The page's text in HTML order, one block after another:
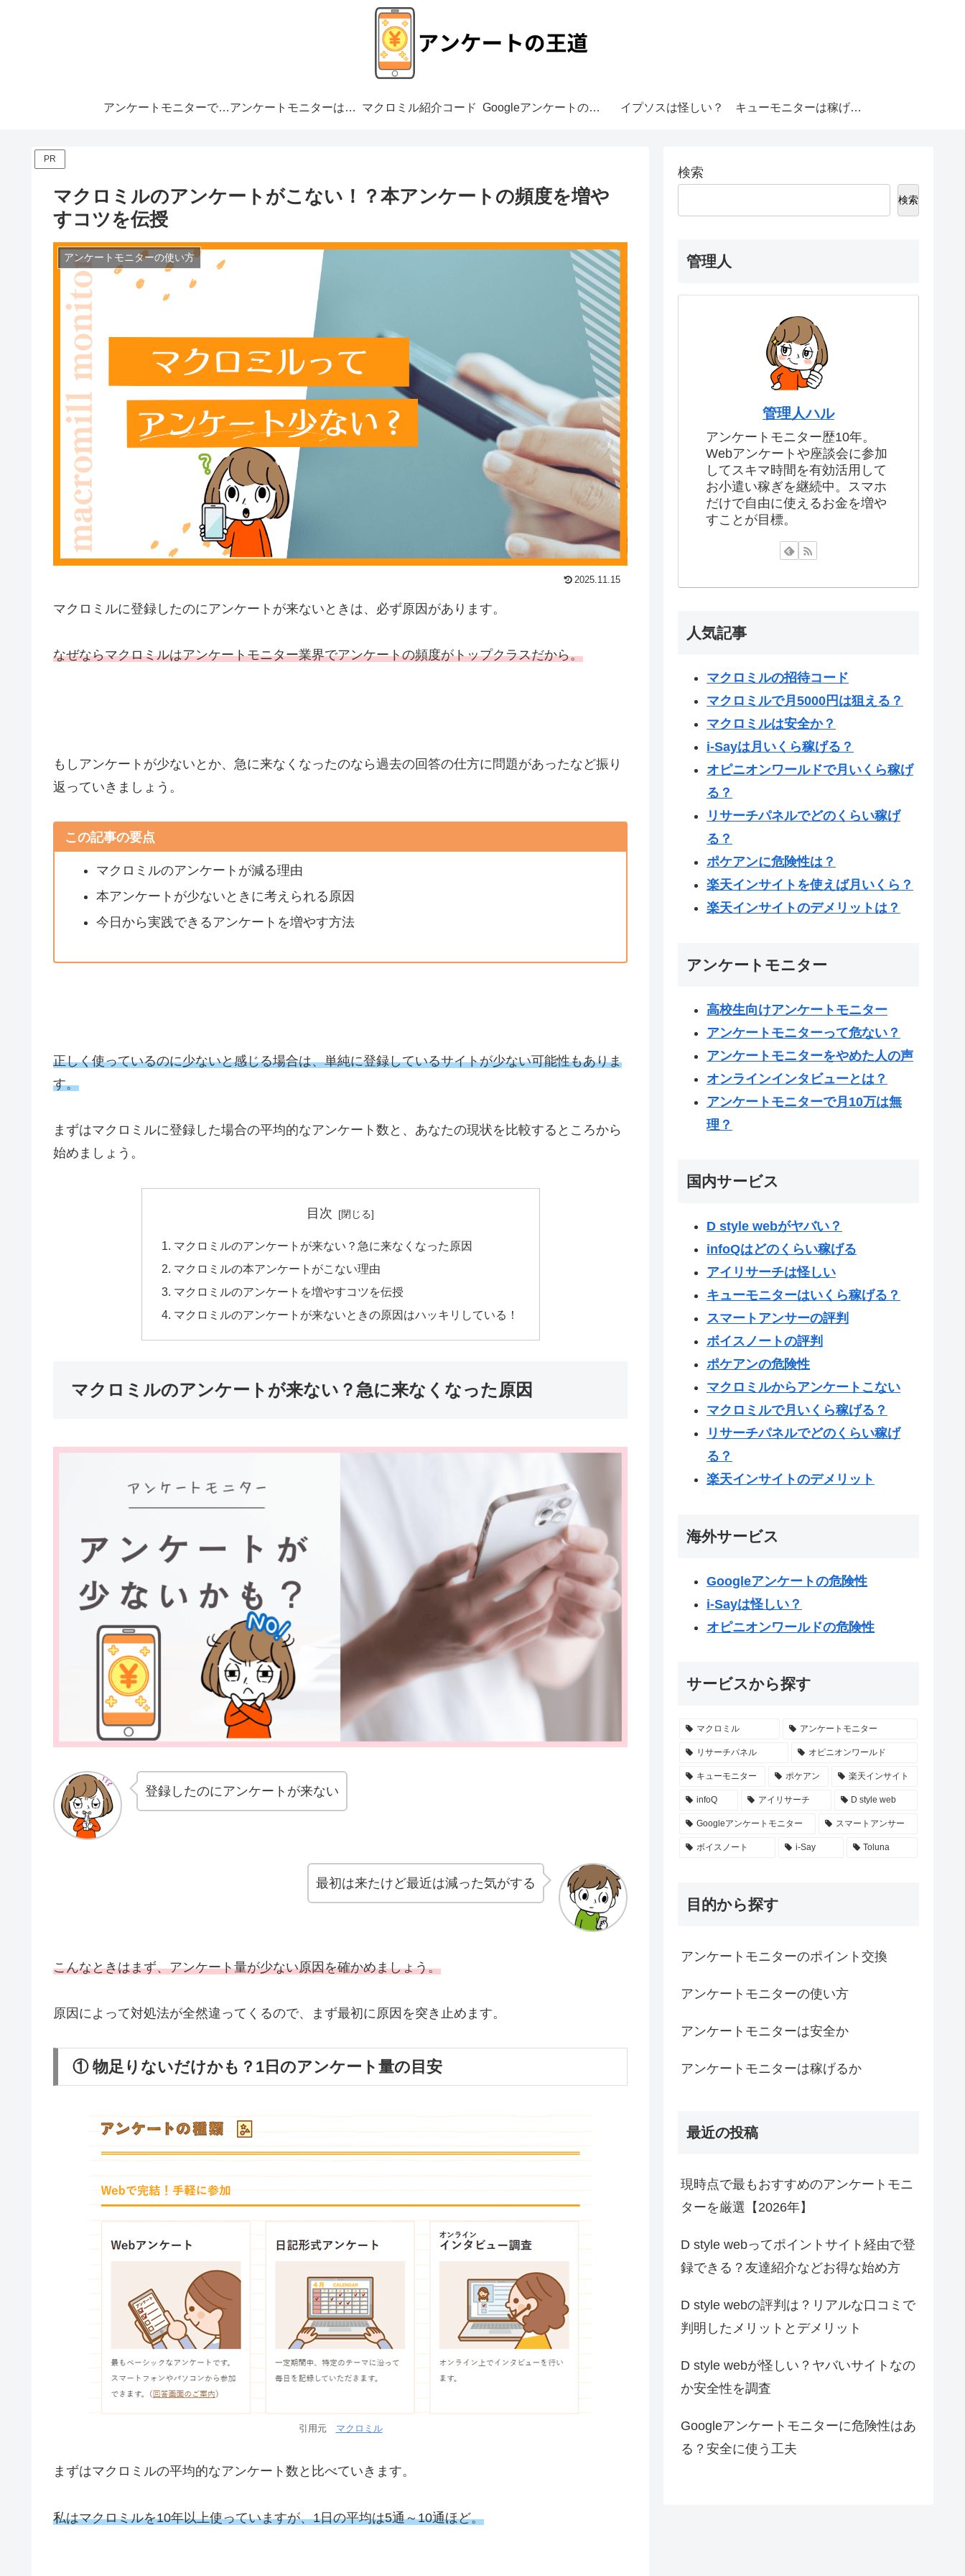
アンケートモニターで月10万 アンケートモニターは危ない？ マクロミル紹介コード Googleアンケートの危険性 イプソスは怪しい？ キューモニターは稼げる？
PR
マクロミルのアンケートがこない！？本アンケートの頻度を増や
すコツを伝授
アンケートモニターの使い方
2025.11.15
マクロミルに登録したのにアンケートが来ないときは、必ず原因があります。
なぜならマクロミルはアンケートモニター業界でアンケートの頻度がトップクラスだから。
もしアンケートが少ないとか、急に来なくなったのなら過去の回答の仕方に問題があったなど振り
返っていきましょう。
この記事の要点
マクロミルのアンケートが減る理由
本アンケートが少ないときに考えられる原因
今日から実践できるアンケートを増やす方法
正しく使っているのに少ないと感じる場合は、単純に登録しているサイトが少ない可能性もありま
す。
まずはマクロミルに登録した場合の平均的なアンケート数と、あなたの現状を比較するところから
始めましょう。
目次
マクロミルのアンケートが来ない？急に来なくなった原因
マクロミルの本アンケートがこない理由
マクロミルのアンケートを増やすコツを伝授
マクロミルのアンケートが来ないときの原因はハッキリしている！
マクロミルのアンケートが来ない？急に来なくなった原因
登録したのにアンケートが来ない
最初は来たけど最近は減った気がする
こんなときはまず、アンケート量が少ない原因を確かめましょう。
原因によって対処法が全然違ってくるので、まず最初に原因を突き止めます。
① 物足りないだけかも？1日のアンケート量の目安
引用元 マクロミル
まずはマクロミルの平均的なアンケート数と比べていきます。
私はマクロミルを10年以上使っていますが、1日の平均は5通～10通ほど。
検索
検索
管理人
管理人ハル
アンケートモニター歴10年。
Webアンケートや座談会に参加
してスキマ時間を有効活用して
お小遣い稼ぎを継続中。スマホ
だけで自由に使えるお金を増や
すことが目標。
人気記事
マクロミルの招待コード
マクロミルで月5000円は狙える？
マクロミルは安全か？
i-Sayは月いくら稼げる？
オピニオンワールドで月いくら稼げ
る？
リサーチパネルでどのくらい稼げ
る？
ポケアンに危険性は？
楽天インサイトを使えば月いくら？
楽天インサイトのデメリットは？
アンケートモニター
高校生向けアンケートモニター
アンケートモニターって危ない？
アンケートモニターをやめた人の声
オンラインインタビューとは？
アンケートモニターで月10万は無
理？
国内サービス
D style webがヤバい？
infoQはどのくらい稼げる
アイリサーチは怪しい
キューモニターはいくら稼げる？
スマートアンサーの評判
ボイスノートの評判
ポケアンの危険性
マクロミルからアンケートこない
マクロミルで月いくら稼げる？
リサーチパネルでどのくらい稼げ
る？
楽天インサイトのデメリット
海外サービス
Googleアンケートの危険性
i-Sayは怪しい？
オピニオンワールドの危険性
サービスから探す
マクロミル アンケートモニター
リサーチパネル オピニオンワールド
キューモニター ポケアン 楽天インサイト
infoQ アイリサーチ D style web
Googleアンケートモニター スマートアンサー
ボイスノート i-Say Toluna
目的から探す
アンケートモニターのポイント交換
アンケートモニターの使い方
アンケートモニターは安全か
アンケートモニターは稼げるか
最近の投稿
現時点で最もおすすめのアンケートモニ
ターを厳選【2026年】
D style webってポイントサイト経由で登
録できる？友達紹介などお得な始め方
D style webの評判は？リアルな口コミで
判明したメリットとデメリット
D style webが怪しい？ヤバいサイトなの
か安全性を調査
Googleアンケートモニターに危険性はあ
る？安全に使う工夫